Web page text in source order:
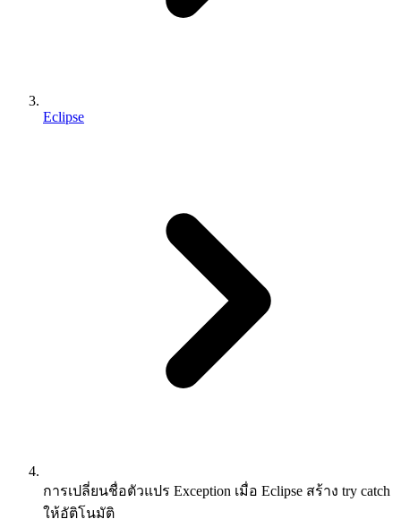
Eclipse
การเปลี่ยนชื่อตัวแปร Exception เมื่อ Eclipse สร้าง try catch
ให้อัติโนมัติ